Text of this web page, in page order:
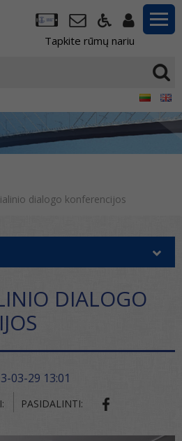
Tapkite rūmų nariu
dialogo konferencijos
DIALOGO
03-29 13:01
PASIDALINTI: